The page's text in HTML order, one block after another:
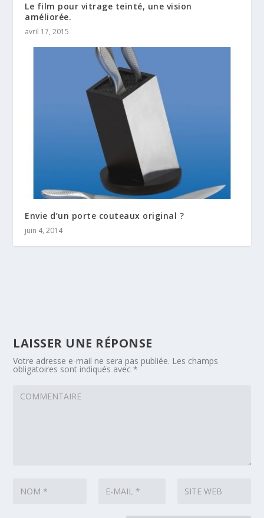
Le film pour vitrage teinté, une vision
améliorée.
avril 17, 2015
Envie d’un porte couteaux original ?
juin 4, 2014
LAISSER UNE RÉPONSE
Votre adresse e-mail ne sera pas publiée. Les champs
obligatoires sont indiqués avec*